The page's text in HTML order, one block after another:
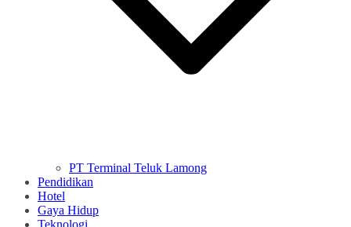
PT Terminal Teluk Lamong
Pendidikan
Hotel
Gaya Hidup
Teknologi